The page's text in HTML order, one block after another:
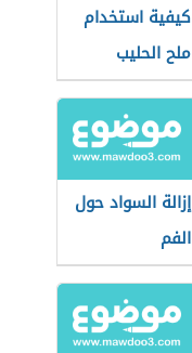
كيفية استخدام
ملح الحليب
إزالة السواد حول
الفم